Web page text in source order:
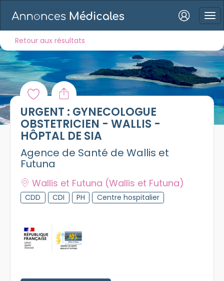
Mot de passe oublié ?
Connexion
Se connecter avec LinkedIn
Retour aux résultats
URGENT : GYNECOLOGUE
OBSTETRICIEN - WALLIS -
HÔPTAL DE SIA
Agence de Santé de Wallis et
Futuna
Wallis et Futuna (Wallis et Futuna)
CDD CDI PH Centre hospitalier